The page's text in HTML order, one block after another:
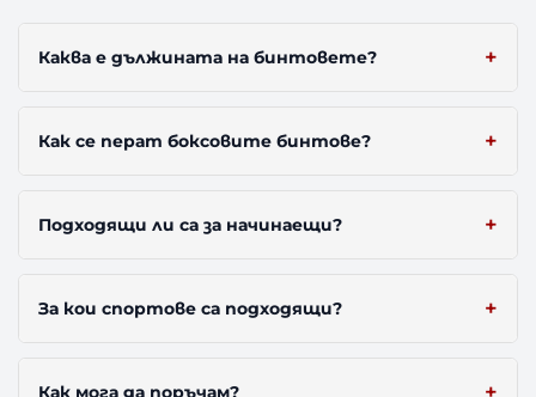
Каква е дължината на бинтовете?
Как се перат боксовите бинтове?
Подходящи ли са за начинаещи?
За кои спортове са подходящи?
Как мога да поръчам?